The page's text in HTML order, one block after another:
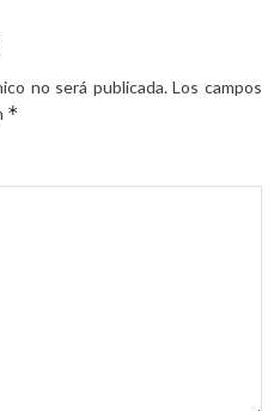
no será publicada. Los campos
*